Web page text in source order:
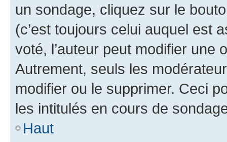
un sondage, cliquez sur le
(c’est toujours celui auquel est
voté, l’auteur peut modifier une
Autrement, seuls les
modifier ou le supprimer. Ceci
les intitulés en cours de
Haut